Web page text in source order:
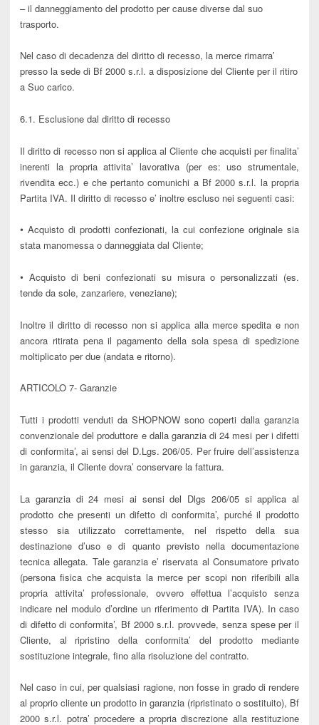
– il danneggiamento del prodotto per cause diverse dal suo
trasporto.
Nel caso di decadenza del diritto di recesso, la merce rimarra’
presso la sede di Bf 2000 s.r.l. a disposizione del Cliente per il ritiro
a Suo carico.
6.1. Esclusione dal diritto di recesso
Il diritto di recesso non si applica al Cliente che acquisti per finalita’
inerenti la propria attivita’ lavorativa (per es: uso strumentale,
rivendita ecc.) e che pertanto comunichi a Bf 2000 s.r.l. la propria
Partita IVA. Il diritto di recesso e’ inoltre escluso nei seguenti casi:
• Acquisto di prodotti confezionati, la cui confezione originale sia
stata manomessa o danneggiata dal Cliente;
• Acquisto di beni confezionati su misura o personalizzati (es.
tende da sole, zanzariere, veneziane);
Inoltre il diritto di recesso non si applica alla merce spedita e non
ancora ritirata pena il pagamento della sola spesa di spedizione
moltiplicato per due (andata e ritorno).
ARTICOLO 7- Garanzie
Tutti i prodotti venduti da SHOPNOW sono coperti dalla garanzia
convenzionale del produttore e dalla garanzia di 24 mesi per i difetti
di conformita’, ai sensi del D.Lgs. 206/05. Per fruire dell’assistenza
in garanzia, il Cliente dovra’ conservare la fattura.
La garanzia di 24 mesi ai sensi del Dlgs 206/05 si applica al
prodotto che presenti un difetto di conformita’, purché il prodotto
stesso sia utilizzato correttamente, nel rispetto della sua
destinazione d’uso e di quanto previsto nella documentazione
tecnica allegata. Tale garanzia e’ riservata al Consumatore privato
(persona fisica che acquista la merce per scopi non riferibili alla
propria attivita’ professionale, ovvero effettua l’acquisto senza
indicare nel modulo d’ordine un riferimento di Partita IVA). In caso
di difetto di conformita’, Bf 2000 s.r.l. provvede, senza spese per il
Cliente, al ripristino della conformita’ del prodotto mediante
sostituzione integrale, fino alla risoluzione del contratto.
Nel caso in cui, per qualsiasi ragione, non fosse in grado di rendere
al proprio cliente un prodotto in garanzia (ripristinato o sostituito), Bf
2000 s.r.l. potra’ procedere a propria discrezione alla restituzione